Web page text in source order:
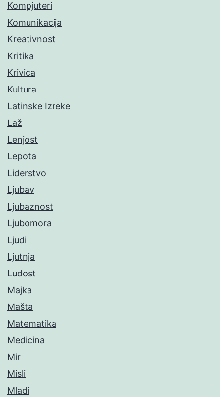
Kompjuteri
Komunikacija
Kreativnost
Kritika
Krivica
Kultura
Latinske Izreke
Laž
Lenjost
Lepota
Liderstvo
Ljubav
Ljubaznost
Ljubomora
Ljudi
Ljutnja
Ludost
Majka
Mašta
Matematika
Medicina
Mir
Misli
Mladi